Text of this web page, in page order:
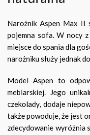
Narożnik Aspen Max II
pojemna sofa. W nocy
miejsce do spania dla
narożniku służy jednak
Model Aspen to
meblarskiej. Jego
czekolady, dodaje
także powoduje, że jest
zdecydowanie wyróżnia